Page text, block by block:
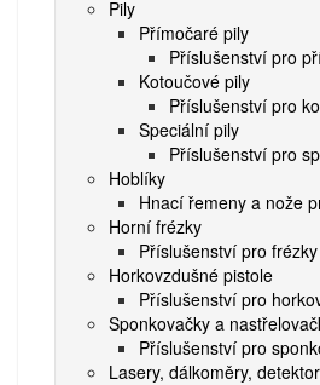
Pily
Přímočaré pily
Příslušenství pro
Kotoučové pily
Příslušenství pro
Speciální pily
Příslušenství pro
Hoblíky
Hnací řemeny a nože
Horní frézky
Příslušenství pro frézky
Horkovzdušné pistole
Příslušenství pro
Sponkovačky a
Příslušenství pro
Lasery, dálkoměry,